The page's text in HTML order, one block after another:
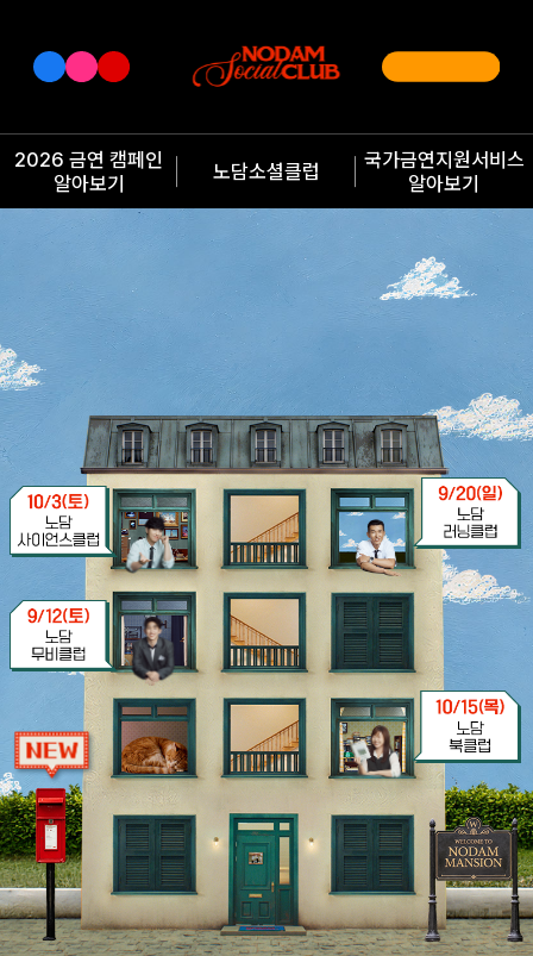
2026 금연 캠페인
알아보기
노담소셜클럽
국가금연지원서비스
알아보기